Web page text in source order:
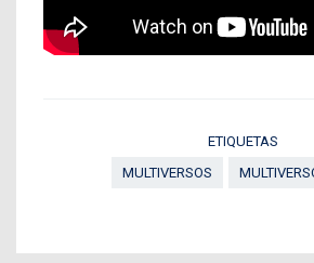
ETIQUETAS
MULTIVERSOS